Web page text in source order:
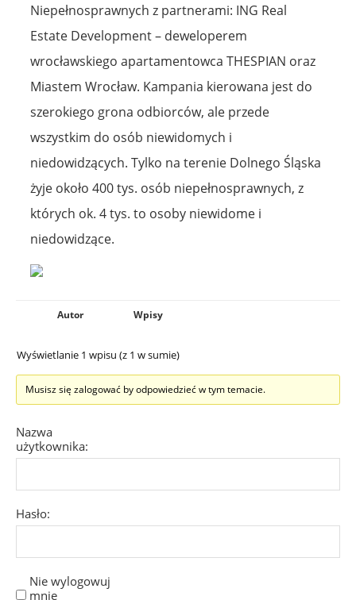
Niepełnosprawnych z partnerami: ING Real
Estate Development – deweloperem
wrocławskiego apartamentowca THESPIAN oraz
Miastem Wrocław. Kampania kierowana jest do
szerokiego grona odbiorców, ale przede
wszystkim do osób niewidomych i
niedowidzących. Tylko na terenie Dolnego Śląska
żyje około 400 tys. osób niepełnosprawnych, z
których ok. 4 tys. to osoby niewidome i
niedowidzące.
Autor Wpisy
Wyświetlanie 1 wpisu (z 1 w sumie)
Musisz się zalogować by odpowiedzieć w tym temacie.
Nazwa
użytkownika:
Hasło:
Nie wylogowuj
mnie